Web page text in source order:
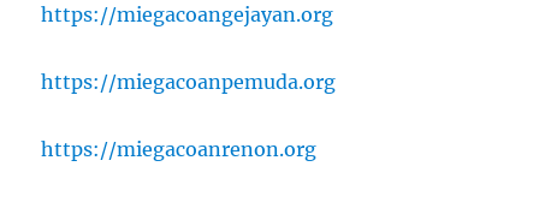
https://miegacoangejayan.org
https://miegacoanpemuda.org
https://miegacoanrenon.org